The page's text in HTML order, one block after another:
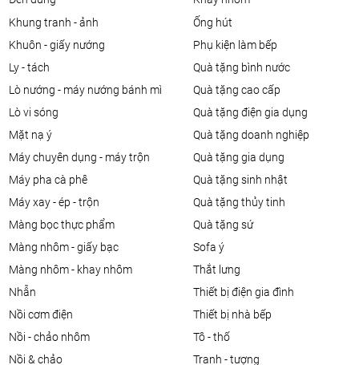
khung tranh - ảnh
khuôn - giấy nướng
ly - tách
lò nướng - máy nướng bánh mì
lò vi sóng
mặt nạ ý
máy chuyên dụng - máy trộn
máy pha cà phê
máy xay - ép - trộn
màng bọc thực phẩm
màng nhôm - giấy bạc
màng nhôm - khay nhôm
nhẫn
nồi cơm điện
nồi - chảo nhôm
nồi & chảo
ống hút
phụ kiện làm bếp
quà tặng bình nước
quà tặng cao cấp
quà tặng điện gia dụng
quà tặng doanh nghiệp
quà tặng gia dụng
quà tặng sinh nhật
quà tặng thủy tinh
quà tặng sứ
sofa ý
thắt lưng
thiết bị điện gia đình
thiết bị nhà bếp
tô - thố
tranh - tượng